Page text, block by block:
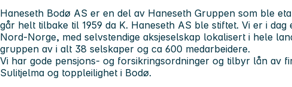
Haneseth Bodø AS er en del av Haneseth Gruppen som ble
går helt tilbake til 1959 da K. Haneseth AS ble stiftet. Vi er i
Nord-Norge, med selvstendige aksjeselskap lokalisert i hele
gruppen av i alt 38 selskaper og ca 600 medarbeidere.
Vi har gode pensjons- og forsikringsordninger og tilbyr lån av
Sulitjelma og toppleilighet i Bodø.